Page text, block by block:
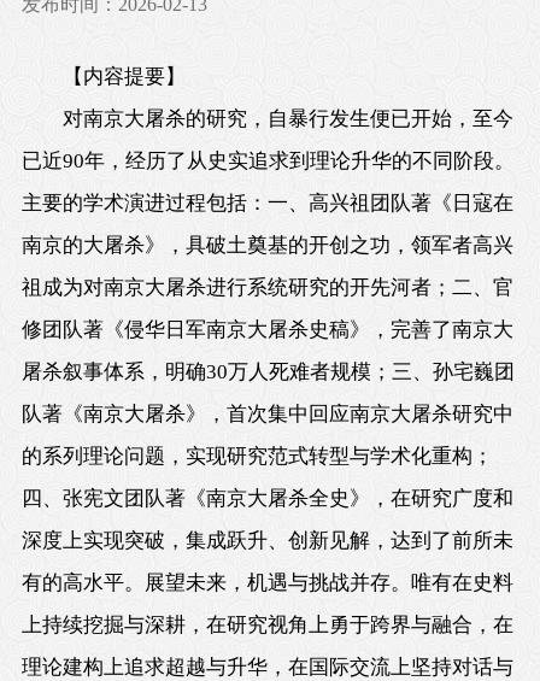
发布时间：2026-02-13
【 内容提要】
对南京大屠杀的研究，自暴行发生便已开始，至今
已近90年，经历了从史实追求到理论升华的不同阶段。
主要的学术演进过程包括：一、高兴祖团队著《日寇在
南京的大屠杀》，具破土奠基的开创之功，领军者高兴
祖成为对南京大屠杀进行系统研究的开先河者；二、官
修团队著《侵华日军南京大屠杀史稿》，完善了南京大
屠杀叙事体系，明确30万人死难者规模；三、孙宅巍团
队著《南京大屠杀》，首次集中回应南京大屠杀研究中
的系列理论问题，实现研究范式转型与学术化重构；
四、张宪文团队著《南京大屠杀全史》，在研究广度和
深度上实现突破，集成跃升、创新见解，达到了前所未
有的高水平。展望未来，机遇与挑战并存。唯有在史料
上持续挖掘与深耕，在研究视角上勇于跨界与融合，在
理论建构上追求超越与升华，在国际交流上坚持对话与